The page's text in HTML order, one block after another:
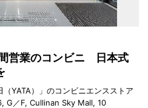
営業のコンビニ 日本式
YATA）」のコンビニエンスストア
G／F, Cullinan Sky Mall, 10